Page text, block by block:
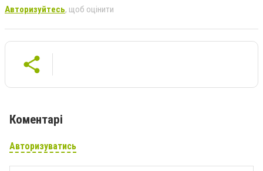
Авторизуйтесь, щоб оцінити
Коментарі
Авторизуватись